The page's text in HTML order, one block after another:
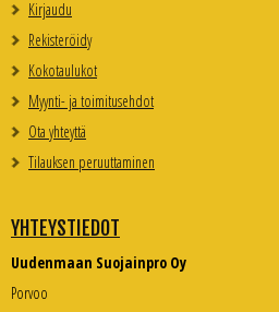
Kirjaudu
Rekisteröidy
Kokotaulukot
Myynti- ja toimitusehdot
Ota yhteyttä
Tilauksen peruuttaminen
YHTEYSTIEDOT
Uudenmaan Suojainpro Oy
Porvoo